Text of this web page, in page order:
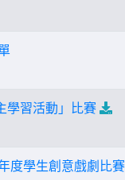
學習活動」比賽
度學生創意戲劇比